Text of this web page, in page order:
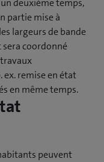
deuxième temps,
partie mise à
largeurs de bande
sera coordonné
travaux
remise en état
en même temps.
peuvent